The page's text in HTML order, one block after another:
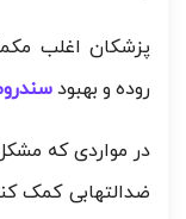
پزشکان اغلب
روده و بهبود
در مواردی که
ضدالتهابی کمک